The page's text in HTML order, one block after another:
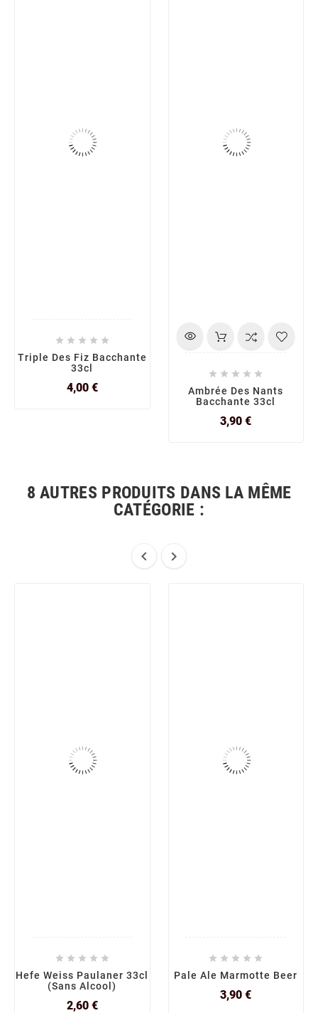
    
Triple Des Fiz Bacchante
33cl
4,00 €Prix
    
Ambrée Des Nants
Bacchante 33cl
3,90 €Prix
8 AUTRES PRODUITS DANS LA MÊME
CATÉGORIE :
 
    
Hefe Weiss Paulaner 33cl
(sans Alcool)
2,60 €Prix
    
Pale Ale Marmotte Beer
3,90 €Prix